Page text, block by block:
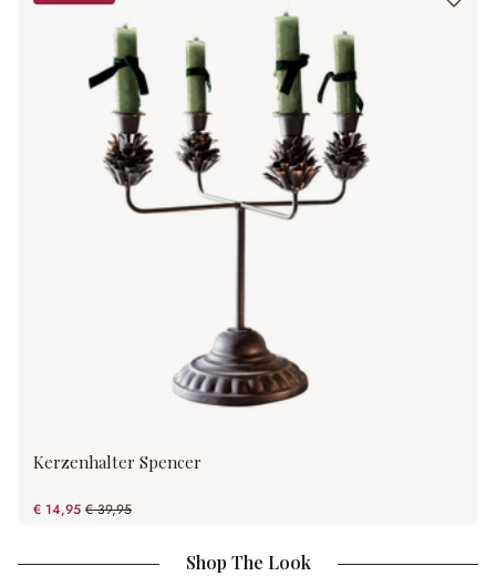
Kerzenhalter Spencer
€ 14,95 € 39,95
(62.58% gespart)
Shop The Look